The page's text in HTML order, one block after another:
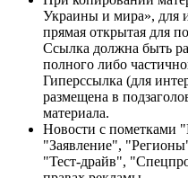
Украины и мира», для
прямая открытая для
Ссылка должна быть
полного либо
Гиперссылка (для
размещена в
материала.
Новости с пометками
"Заявление",
"Тест-драйв",